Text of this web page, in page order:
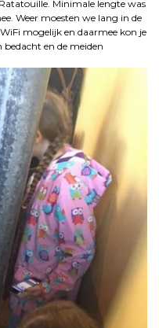
Minimale lengte was
Weer moesten we lang in de
mogelijk en daarmee kon je
bedacht en de meiden